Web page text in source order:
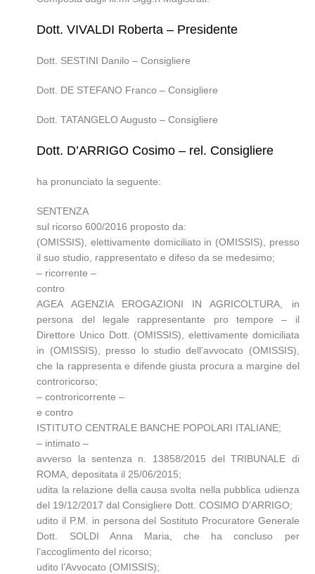
Dott. VIVALDI Roberta – Presidente
Dott. SESTINI Danilo – Consigliere
Dott. DE STEFANO Franco – Consigliere
Dott. TATANGELO Augusto – Consigliere
Dott. D’ARRIGO Cosimo – rel. Consigliere
ha pronunciato la seguente:
SENTENZA
sul ricorso 600/2016 proposto da:
(OMISSIS), elettivamente domiciliato in (OMISSIS), presso
il suo studio, rappresentato e difeso da se medesimo;
– ricorrente –
contro
AGEA AGENZIA EROGAZIONI IN AGRICOLTURA, in
persona del legale rappresentante pro tempore – il
Direttore Unico Dott. (OMISSIS), elettivamente domiciliata
in (OMISSIS), presso lo studio dell’avvocato (OMISSIS),
che la rappresenta e difende giusta procura a margine del
controricorso;
– controricorrente –
e contro
ISTITUTO CENTRALE BANCHE POPOLARI ITALIANE;
– intimato –
avverso la sentenza n. 13858/2015 del TRIBUNALE di
ROMA, depositata il 25/06/2015;
udita la relazione della causa svolta nella pubblica udienza
del 19/12/2017 dal Consigliere Dott. COSIMO D’ARRIGO;
udito il P.M. in persona del Sostituto Procuratore Generale
Dott. SOLDI Anna Maria, che ha concluso per
l’accoglimento del ricorso;
udito l’Avvocato (OMISSIS);